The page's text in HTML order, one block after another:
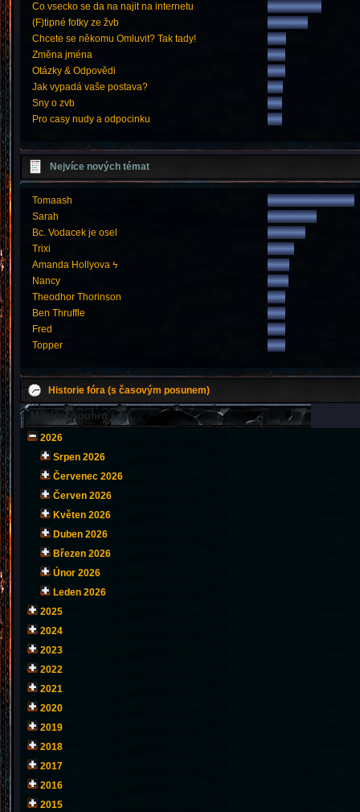
Co vsecko se da na najit na internetu
(F)tipné fotky ze žvb
Chcete se někomu Omluvit? Tak tady!
Změna jména
Otázky & Odpovědi
Jak vypadá vaše postava?
Sny o zvb
Pro casy nudy a odpocinku
Nejvíce nových témat
Tomaash
Sarah
Bc. Vodacek je osel
Trixi
Amanda Hollyova ϟ
Nancy
Theodhor Thorinson
Ben Thruffle
Fred
Topper
Historie fóra (s časovým posunem)
Měsíční souhrn
2026
Srpen 2026
Červenec 2026
Červen 2026
Květen 2026
Duben 2026
Březen 2026
Únor 2026
Leden 2026
2025
2024
2023
2022
2021
2020
2019
2018
2017
2016
2015